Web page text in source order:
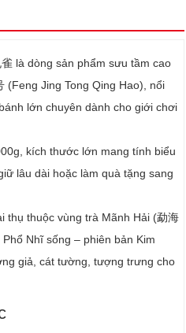
là dòng sản phẩm sưu tầm cao
(Feng Jing Tong Qing Hao), nổi
lớn chuyên dành cho giới chơi
kích thước lớn mang tính biểu
lâu dài hoặc làm quà tặng sang
thụ thuộc vùng trà Mãnh Hải (勐海
Nhĩ sống – phiên bản Kim
giả, cát tường, tượng trưng cho